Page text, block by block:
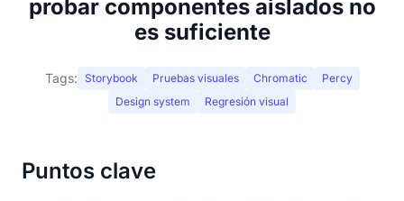
probar componentes aislados no
es suficiente
Tags: Storybook Pruebas visuales Chromatic
Percy
Design system
Regresión visual
Puntos clave